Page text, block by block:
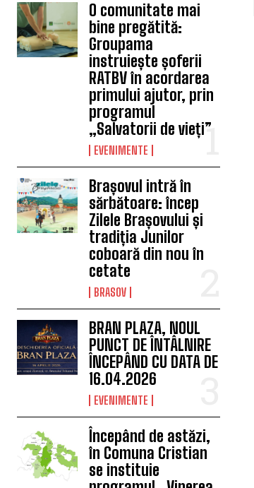
O comunitate mai
bine pregătită:
Groupama
instruiește șoferii
RATBV în acordarea
primului ajutor, prin
programul
„Salvatorii de vieți”
EVENIMENTE
Brașovul intră în
sărbătoare: încep
Zilele Brașovului și
tradiția Junilor
coboară din nou în
cetate
BRASOV
BRAN PLAZA, NOUL
PUNCT DE ÎNTÂLNIRE
ÎNCEPÂND CU DATA DE
16.04.2026
EVENIMENTE
Începând de astăzi,
în Comuna Cristian
se instituie